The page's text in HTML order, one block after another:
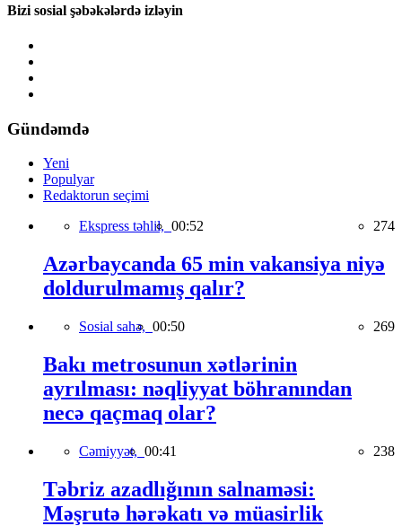
Bizi sosial şəbəkələrdə izləyin
Gündəmdə
Yeni
Populyar
Redaktorun seçimi
Ekspress təhlil, 00:52 274
Azərbaycanda 65 min vakansiya niyə
doldurulmamış qalır?
Sosial sahə, 00:50 269
Bakı metrosunun xətlərinin
ayrılması: nəqliyyat böhranından
necə qaçmaq olar?
Cəmiyyət, 00:41 238
Təbriz azadlığının salnaməsi:
Məşrutə hərəkatı və müasirlik